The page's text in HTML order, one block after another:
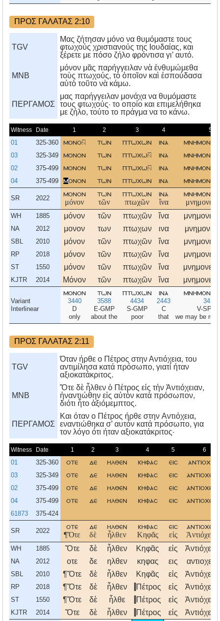
ΠΡΟΣ ΓΑΛΑΤΑΣ 2:10
TGV
Μας ζήτησαν μόνο να θυμόμαστε τους
φτωχούς χριστιανούς της Ιουδαίας, και
ξέρετε με πόσο ζήλο φρόντισα γι’ αυτό.
MNB
μόνον μᾶς παρήγγειλαν νὰ ἐνθυμώμεθα
τοὺς πτωχούς, τὸ ὁποῖον καὶ ἐσπούδασα
αὐτὸ τοῦτο νὰ κάμω.
ΠΕΡΓΑΜΟΣ
μας παρήγγειλαν μονάχα να θυμόμαστε
τους φτωχούς· το οποίο και επιμελήθηκα
με ζήλο, τούτο το πράγμα να το κάνω.
Witness Date 1 2 3 4 5
01 325-360 μονο των πτωχων ινα
03 325-349 μονον των πτωχω ινα
02 375-499 μονον των πτωχω ινα
04 375-499 μονον των πτωχων ινα
SR 2022
μονον
μόνον
των
τῶν
πτωχων
πτωχῶν
ινα
ἵνα
WH 1885 μόνον τῶν πτωχῶν ἵνα
NA 2012 μονον των πτωχων ινα
SBL 2010 μόνον τῶν πτωχῶν ἵνα
RP 2018 μόνον τῶν πτωχῶν ἵνα
ST 1550 μόνον τῶν πτωχῶν ἵνα
KJTR 2014 Μόνον τῶν πτωχῶν ἵνα
Variant
Interlinear
μονον
3440
D
only
των
3588
E-GMP
about the
πτωχων
4434
S-GMP
poor
ινα
2443
C
that
3421
V-
we may be
ΠΡΟΣ ΓΑΛΑΤΑΣ 2:11
TGV
Όταν ήρθε ο Πέτρος στην Αντιόχεια, του
αντιμίλησα κατά πρόσωπο, γιατί ήταν
αξιοκατάκριτος.
MNB
Ὅτε δὲ ἦλθεν ὁ Πέτρος εἰς τὴν Ἀντιόχειαν,
ἠναντιώθην εἰς αὐτὸν κατὰ πρόσωπον,
διότι ἦτο ἀξιόμεμπτος.
ΠΕΡΓΑΜΟΣ
Kαι όταν ο Πέτρος ήρθε στην Aντιόχεια,
εναντιώθηκα σ’ αυτόν κατά πρόσωπο, για
τον λόγο ότι ήταν αξιοκατάκριτος·
Witness Date 1 2 3 4 5 6
01 325-360 οτε δε ηλθεν κηφασ εισ αντιοχιαν
03 325-349 οτε δε ηλθεν κηφασ εισ
02 375-499 οτε δε ηλθεν κηφασ εισ
04 375-499 οτε δε ηλθεν κηφασ εισ
61873 375-424
SR 2022
οτε
¶Ὅτε
δε
δὲ
ηλθεν
ἦλθεν
κηφασ
Κηφᾶς
εισ
εἰς
WH 1885 Ὅτε δὲ ἦλθεν Κηφᾶς εἰς
NA 2012 οτε δε ηλθεν κηφας εις
SBL 2010 ¶Ὅτε δὲ ἦλθεν Κηφᾶς εἰς
RP 2018 ¶Ὅτε δὲ ἦλθεν Πέτρος εἰς
ST 1550 ¶Ὅτε δὲ ἦλθε Πέτρος εἰς
KJTR 2014 Ὅτε δὲ ἦλθεν Πέτρος εἰς